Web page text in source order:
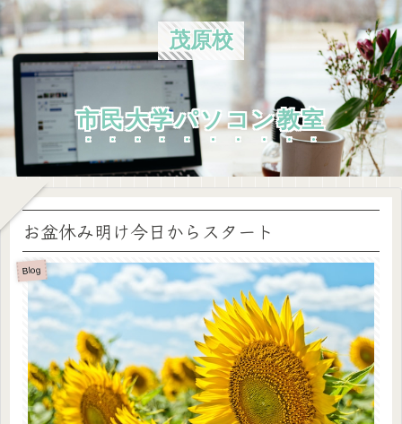
茂原校
市民大学パソコン教室
お盆休み明け今日からスタート
Blog